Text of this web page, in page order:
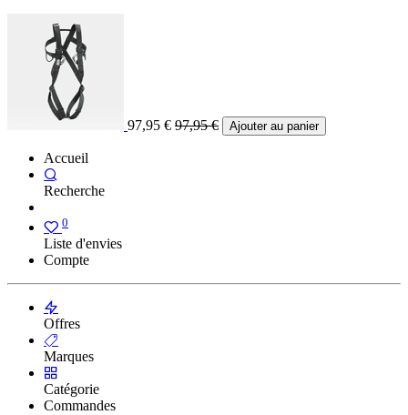
97,95 € 97,95€ Ajouter au panier
Accueil
Recherche
0
Liste d'envies
Compte
Offres
Marques
Catégorie
Commandes